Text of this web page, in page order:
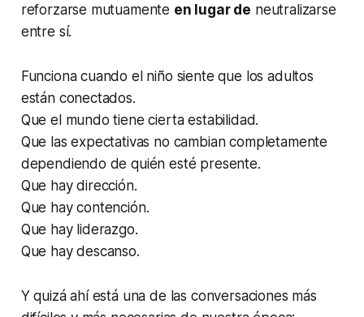
reforzarse mutuamente en lugar de neutralizarse
entre sí.
Funciona cuando el niño siente que los adultos
están conectados.
Que el mundo tiene cierta estabilidad.
Que las expectativas no cambian completamente
dependiendo de quién esté presente.
Que hay dirección.
Que hay contención.
Que hay liderazgo.
Que hay descanso.
Y quizá ahí está una de las conversaciones más